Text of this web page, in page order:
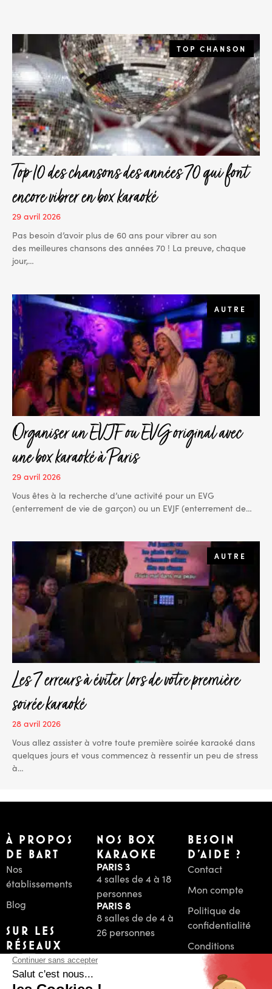
Top 10 des chansons des années 70 qui font
encore vibrer en box karaoké
29 avril 2026
Pas besoin d’avoir plus de 60 ans pour vibrer au son
des meilleures chansons des années 70 ! La preuve, chaque
jour,…
TOP CHANSON
Organiser un EVJF ou EVG original avec
une box karaoké à Paris
29 avril 2026
Vous êtes à la recherche d’une activité pour un EVG
(enterrement de vie de garçon) ou un EVJF (enterrement de…
AUTRE
Les 7 erreurs à éviter lors de votre première
soirée karaoké
28 avril 2026
Vous allez assister à votre toute première soirée karaoké dans
quelques jours et vous commencez à ressentir un peu de stress
à…
AUTRE
À PROPOS
DE BART
Nos
établissements
Blog
SUR LES
RÉSEAUX
NOS BOX
KARAOKE
PARIS 3
4 salles de 4 à 18
personnes
PARIS 8
8 salles de de 4 à
26 personnes
BESOIN
D'AIDE ?
Contact
Mon compte
Politique de
confidentialité
Conditions
Générales de
Vente